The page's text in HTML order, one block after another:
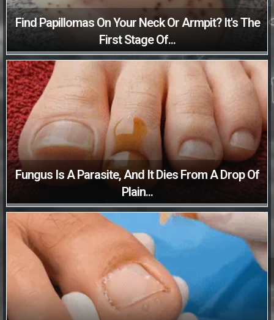
Find Papillomas On Your Neck Or Armpit? It's The
First Stage Of...
Fungus Is A Parasite, And It Dies From A Drop Of
Plain...